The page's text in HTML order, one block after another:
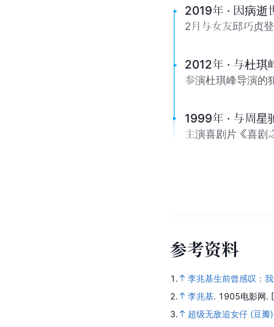
2019年 · 因病逝
2月与女友邱巧贞
2012年 · 与杜琪
参演杜琪峰导演的
1999年 · 与周星
主演喜剧片《喜剧
参考资料
1.
李兆基生前曾感叹：
2.
李兆基. 1905电影网.
3.
超级无敌追女仔 (豆瓣)